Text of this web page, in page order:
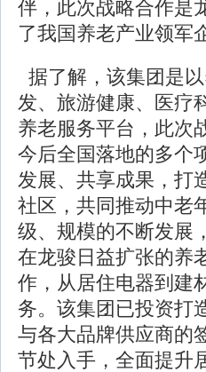
伴，此次战略合作是
了我国养老产业领军
据了解，该集团是
发、旅游健康、医疗
养老服务平台，此次
今后全国落地的多个
发展、共享成果，打
社区，共同推动中老
级、规模的不断发展
在龙骏日益扩张的养
作，从居住电器到建
务。该集团已投资打
与各大品牌供应商的
节处入手，全面提升